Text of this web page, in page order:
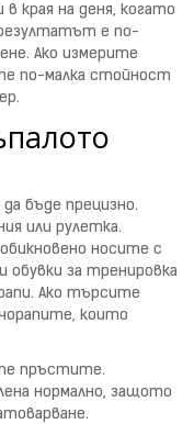
края на деня, когато
резултатът е по-
Ако измерите
по-малка стойност
бъде прецизно.
или рулетка.
носите с
за тренировка
Ако търсите
които
пръстите.
нормално, защото